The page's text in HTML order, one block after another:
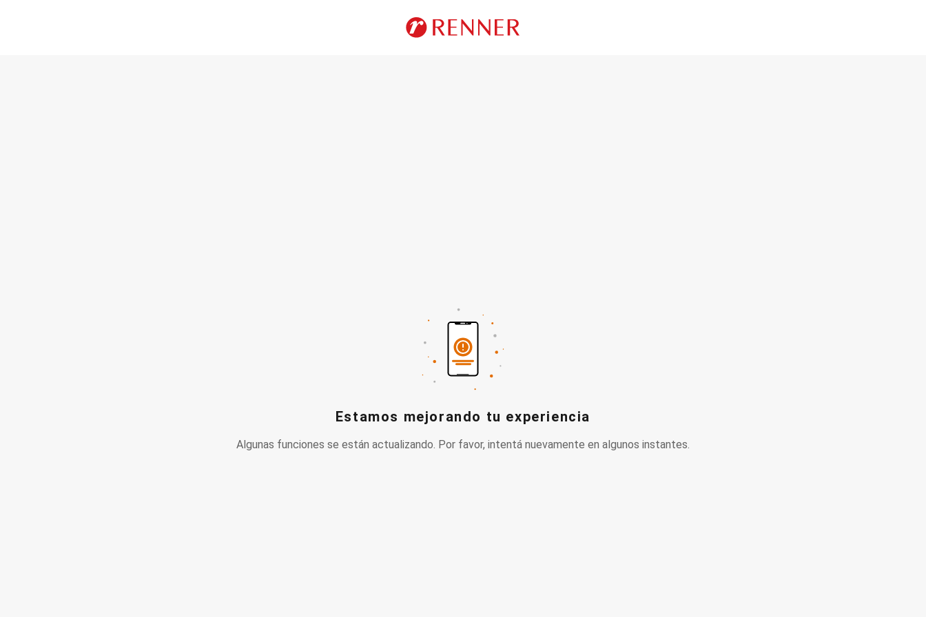
Estamos mejorando tu experiencia
Algunas funciones se están actualizando. Por favor, intentá nuevamente en algunos instantes.